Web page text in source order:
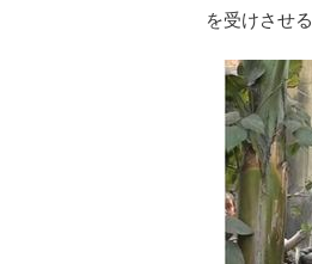
を受けさせ